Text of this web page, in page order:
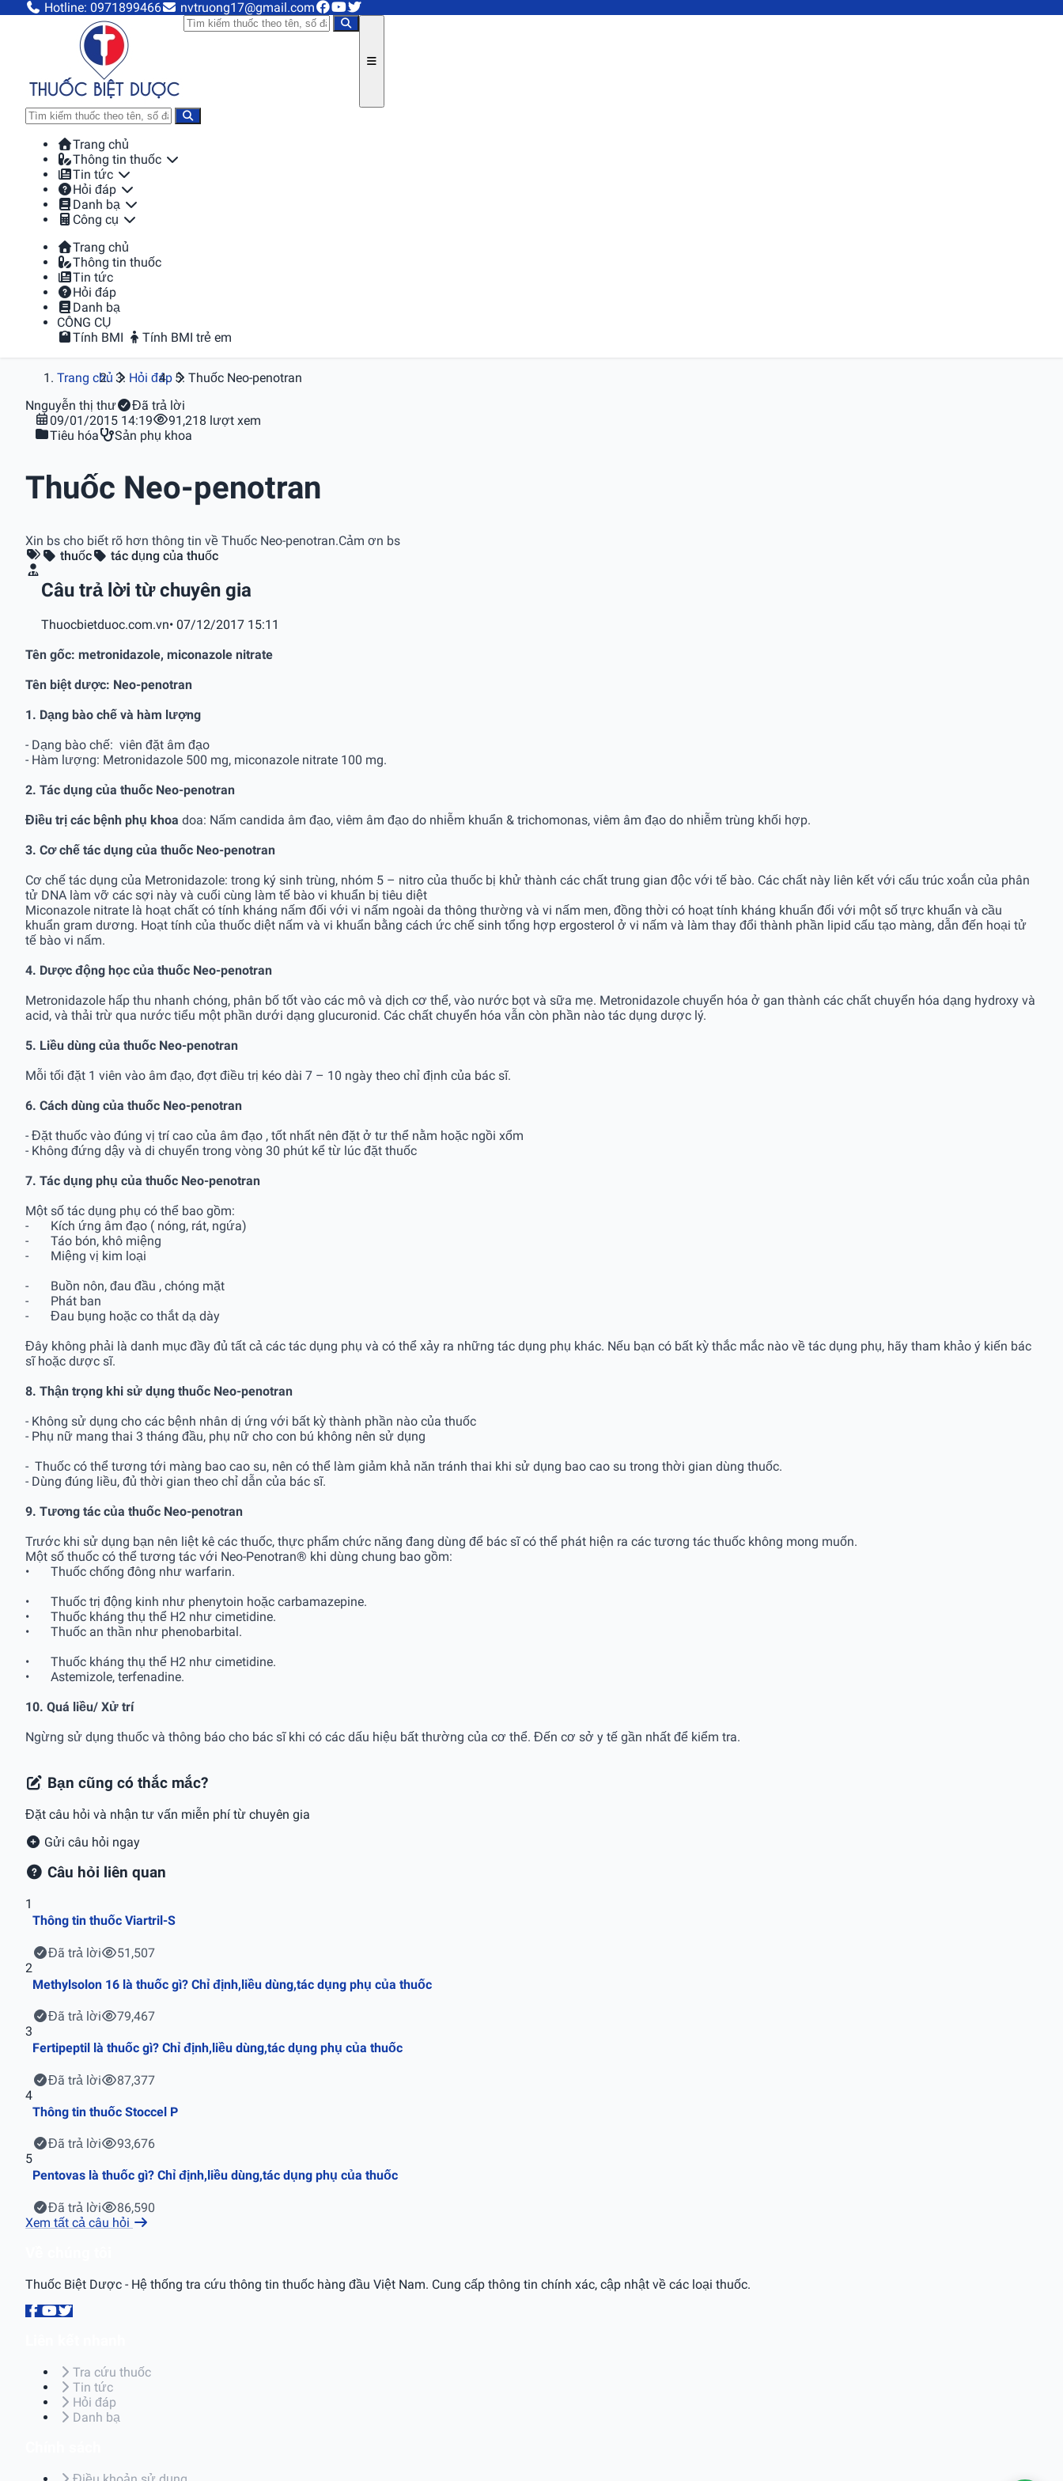
Hotline: 0971899466 nvtruong17@gmail.com
Trang chủ
Thông tin thuốc
Tin tức
Hỏi đáp
Danh bạ
Công cụ
Trang chủ
Thông tin thuốc
Tin tức
Hỏi đáp
Danh bạ
CÔNG CỤ
Tính BMI
Tính BMI trẻ em
Trang chủ Hỏi đáp
Thuốc Neo-penotran
Nnguyễn thị thư
Đã trả lời
09/01/2015 14:19
91,218 lượt xem
Tiêu hóa
Sản phụ khoa
Thuốc Neo-penotran
Xin bs cho biết rõ hơn thông tin về Thuốc Neo-penotran.Cảm ơn bs
thuốc
tác dụng của thuốc
Câu trả lời từ chuyên gia
Thuocbietduoc.com.vn• 07/12/2017 15:11
Tên gốc: metronidazole, miconazole nitrate
Tên biệt dược: Neo-penotran
1. Dạng bào chế và hàm lượng
- Dạng bào chế: viên đặt âm đạo
- Hàm lượng: Metronidazole 500 mg, miconazole nitrate 100 mg.
2. Tác dụng của thuốc Neo-penotran
Điều trị các bệnh phụ khoa doa: Nấm candida âm đạo, viêm âm đạo do nhiễm khuẩn & trichomonas, viêm âm đạo do nhiễm trùng khối hợp.
3. Cơ chế tác dụng của thuốc Neo-penotran
Cơ chế tác dụng của Metronidazole: trong ký sinh trùng, nhóm 5 – nitro của thuốc bị khử thành các chất trung gian độc với tế bào. Các chất này liên kết với cấu trúc xoắn của phân
tử DNA làm vỡ các sợi này và cuối cùng làm tế bào vi khuẩn bị tiêu diệt
Miconazole nitrate là hoạt chất có tính kháng nấm đối với vi nấm ngoài da thông thường và vi nấm men, đồng thời có hoạt tính kháng khuẩn đối với một số trực khuẩn và cầu
khuẩn gram dương. Hoạt tính của thuốc diệt nấm và vi khuẩn bằng cách ức chế sinh tổng hợp ergosterol ở vi nấm và làm thay đổi thành phần lipid cấu tạo màng, dẫn đến hoại tử
tế bào vi nấm.
4. Dược động học của thuốc Neo-penotran
Metronidazole hấp thu nhanh chóng, phân bố tốt vào các mô và dịch cơ thể, vào nước bọt và sữa mẹ. Metronidazole chuyển hóa ở gan thành các chất chuyển hóa dạng hydroxy và
acid, và thải trừ qua nước tiểu một phần dưới dạng glucuronid. Các chất chuyển hóa vẫn còn phần nào tác dụng dược lý.
5. Liều dùng của thuốc Neo-penotran
Mỗi tối đặt 1 viên vào âm đạo, đợt điều trị kéo dài 7 – 10 ngày theo chỉ định của bác sĩ.
6. Cách dùng của thuốc Neo-penotran
- Đặt thuốc vào đúng vị trí cao của âm đạo , tốt nhất nên đặt ở tư thể nằm hoặc ngồi xổm
- Không đứng dậy và di chuyển trong vòng 30 phút kể từ lúc đặt thuốc
7. Tác dụng phụ của thuốc Neo-penotran
Một số tác dụng phụ có thể bao gồm:
-
Kích ứng âm đạo ( nóng, rát, ngứa)
-
Táo bón, khô miệng
-
Miệng vị kim loại
-
Buồn nôn, đau đầu , chóng mặt
-
Phát ban
-
Đau bụng hoặc co thắt dạ dày
Đây không phải là danh mục đầy đủ tất cả các tác dụng phụ và có thể xảy ra những tác dụng phụ khác. Nếu bạn có bất kỳ thắc mắc nào về tác dụng phụ, hãy tham khảo ý kiến bác
sĩ hoặc dược sĩ.
8. Thận trọng khi sử dụng thuốc Neo-penotran
- Không sử dụng cho các bệnh nhân dị ứng với bất kỳ thành phần nào của thuốc
- Phụ nữ mang thai 3 tháng đầu, phụ nữ cho con bú không nên sử dụng
- Thuốc có thể tương tới màng bao cao su, nên có thể làm giảm khả năn tránh thai khi sử dụng bao cao su trong thời gian dùng thuốc.
- Dùng đúng liều, đủ thời gian theo chỉ dẫn của bác sĩ.
9. Tương tác của thuốc Neo-penotran
Trước khi sử dụng bạn nên liệt kê các thuốc, thực phẩm chức năng đang dùng để bác sĩ có thể phát hiện ra các tương tác thuốc không mong muốn.
Một số thuốc có thể tương tác với Neo-Penotran® khi dùng chung bao gồm:
•
Thuốc chống đông như warfarin.
•
Thuốc trị động kinh như phenytoin hoặc carbamazepine.
•
Thuốc kháng thụ thể H2 như cimetidine.
•
Thuốc an thần như phenobarbital.
•
Thuốc kháng thụ thể H2 như cimetidine.
•
Astemizole, terfenadine.
10. Quá liều/ Xử trí
Ngừng sử dụng thuốc và thông báo cho bác sĩ khi có các dấu hiệu bất thường của cơ thể. Đến cơ sở y tế gần nhất để kiểm tra.
Bạn cũng có thắc mắc?
Đặt câu hỏi và nhận tư vấn miễn phí từ chuyên gia
Gửi câu hỏi ngay
Câu hỏi liên quan
1
Thông tin thuốc Viartril-S
Đã trả lời
51,507
2
Methylsolon 16 là thuốc gì? Chỉ định,liều dùng,tác dụng phụ của thuốc
Đã trả lời
79,467
3
Fertipeptil là thuốc gì? Chỉ định,liều dùng,tác dụng phụ của thuốc
Đã trả lời
87,377
4
Thông tin thuốc Stoccel P
Đã trả lời
93,676
5
Pentovas là thuốc gì? Chỉ định,liều dùng,tác dụng phụ của thuốc
Đã trả lời
86,590
Xem tất cả câu hỏi
Thuốc Biệt Dược - Hệ thống tra cứu thông tin thuốc hàng đầu Việt Nam. Cung cấp thông tin chính xác, cập nhật về các loại thuốc.
Tra cứu thuốc
Tin tức
Hỏi đáp
Danh bạ